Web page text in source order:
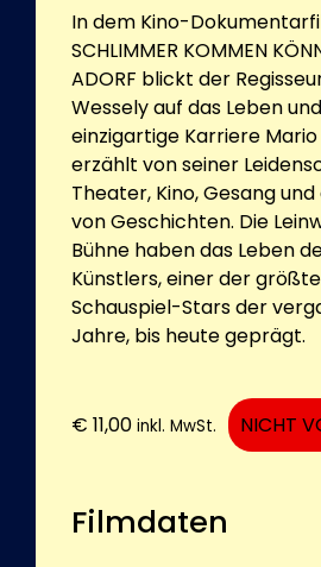
In dem Kino-
SCHLIMMER KOMMEN
ADORF blickt der
Wessely auf das Leben
einzigartige Karriere
erzählt von seiner
Theater, Kino, Gesang
von Geschichten. Die
Bühne haben das Leben
Künstlers, einer der
Schauspiel-Stars der
Jahre, bis heute geprägt.
€ 11,00 inkl. MwSt. NICHT
Filmdaten